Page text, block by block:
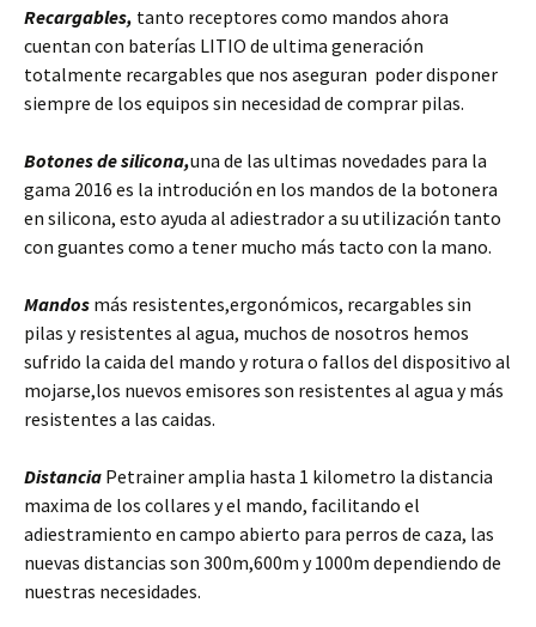
Recargables, tanto receptores como mandos ahora
cuentan con baterías LITIO de ultima generación
totalmente recargables que nos aseguran poder disponer
siempre de los equipos sin necesidad de comprar pilas.
Botones de silicona,una de las ultimas novedades para la
gama 2016 es la introdución en los mandos de la botonera
en silicona, esto ayuda al adiestrador a su utilización tanto
con guantes como a tener mucho más tacto con la mano.
Mandos más resistentes,ergonómicos, recargables sin
pilas y resistentes al agua, muchos de nosotros hemos
sufrido la caida del mando y rotura o fallos del dispositivo al
mojarse,los nuevos emisores son resistentes al agua y más
resistentes a las caidas.
Distancia Petrainer amplia hasta 1 kilometro la distancia
maxima de los collares y el mando, facilitando el
adiestramiento en campo abierto para perros de caza, las
nuevas distancias son 300m,600m y 1000m dependiendo de
nuestras necesidades.